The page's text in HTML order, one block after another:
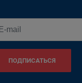
ПОДПИСАТЬСЯ